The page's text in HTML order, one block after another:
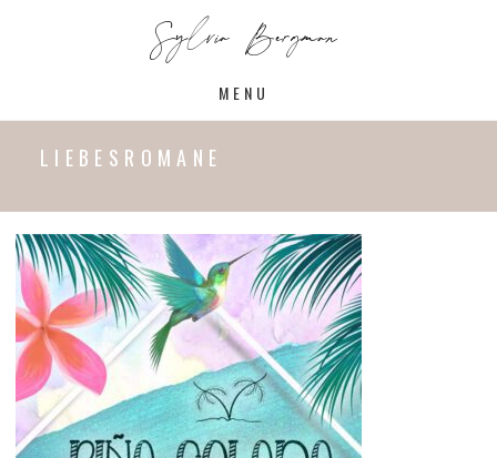
Sylvia Bergman
MENU
LIEBESROMANE